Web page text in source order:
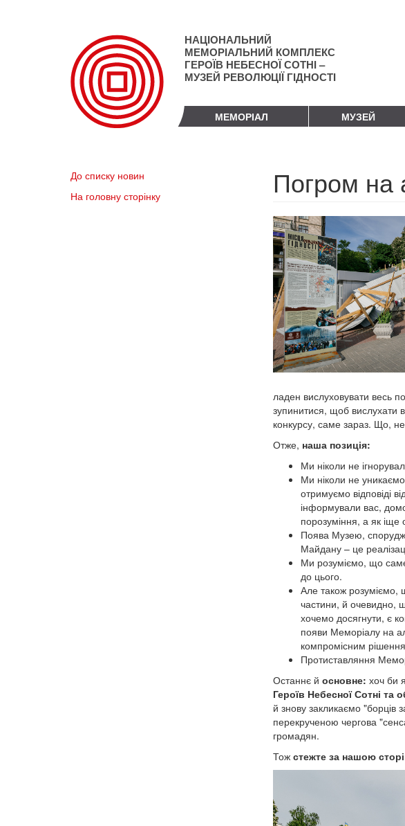
НАЦІОНАЛЬНИЙ
МЕМОРІАЛЬНИЙ КОМПЛЕКС
ГЕРОЇВ НЕБЕСНОЇ СОТНІ –
МУЗЕЙ РЕВОЛЮЦІЇ ГІДНОСТІ
МЕМОРІАЛ МУЗЕЙ
До списку новин
На головну сторінку
Погром на
ладен вислуховувати весь
зупинитися, щоб вислухати
конкурсу, саме зараз. Що,
Отже, наша позиція:
Ми ніколи не
Ми ніколи не
отримуємо відповіді
інформували вас,
порозуміння, а як іще
Поява Музею,
Майдану – це
Ми розуміємо, що саме
до цього.
Але також розуміємо,
частини, й очевидно,
хочемо досягнути, є
появи Меморіалу на
компромісним
Протиставляння
Останнє й основне: хоч би
Героїв Небесної Сотні та
й знову закликаємо "борців
перекрученою чергова
громадян.
Тож стежте за нашою